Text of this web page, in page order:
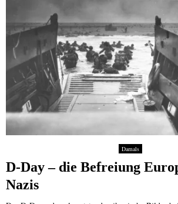
Damals
D-Day – die Befreiung
Nazis